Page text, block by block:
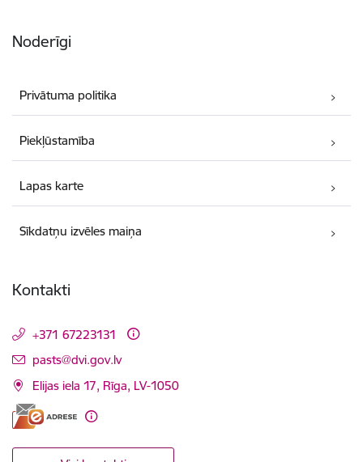
Noderīgi
Privātuma politika
Piekļūstamība
Lapas karte
Sīkdatņu izvēles maiņa
Kontakti
+371 67223131
E-pasts:
pasts@dvi.gov.lv
Elijas iela 17, Rīga, LV-1050